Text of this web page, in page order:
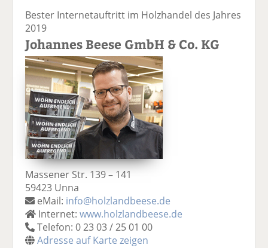
Bester Internetauftritt im Holzhandel des Jahres
2019
Johannes Beese GmbH & Co. KG
Massener Str. 139 – 141
59423 Unna
eMail: info@holzlandbeese.de
Internet:www.holzlandbeese.de
Telefon: 0 23 03 / 25 01 00
Adresse auf Karte zeigen